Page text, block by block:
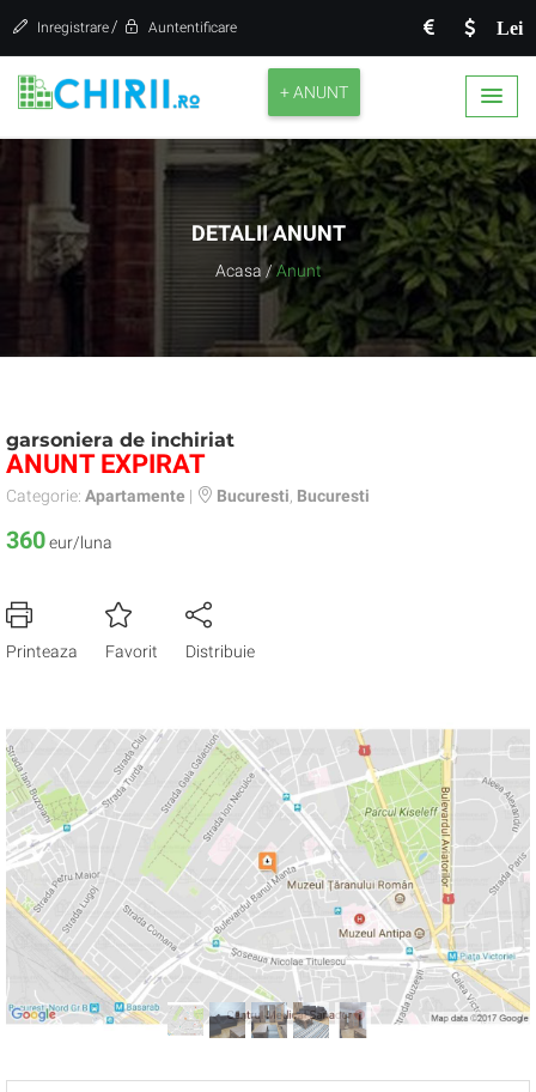
Lei
Inregistrare / Auntentificare
+ ANUNT
DETALII ANUNT
Acasa / Anunt
garsoniera de inchiriat
ANUNT EXPIRAT
Categorie: Apartamente | Bucuresti Bucuresti
360eur/luna
Printeaza Favorit Distribuie